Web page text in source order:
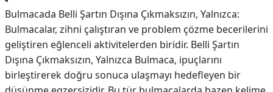
Bulmacada Belli Şartın Dışına Çıkmaksızın, Yalnızca:
Bulmacalar, zihni çalıştıran ve problem çözme becerilerini
geliştiren eğlenceli aktivitelerden biridir. Belli Şartın
Dışına Çıkmaksızın, Yalnızca Bulmaca, ipuçlarını
birleştirerek doğru sonuca ulaşmayı hedefleyen bir